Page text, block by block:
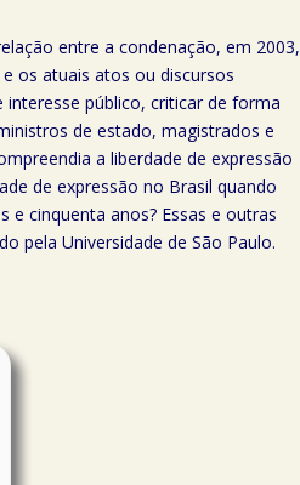
entre a condenação, em 2003,
os atuais atos ou discursos
público, criticar de forma
de estado, magistrados e
a liberdade de expressão
de expressão no Brasil quando
cinquenta anos? Essas e outras
pela Universidade de São Paulo.